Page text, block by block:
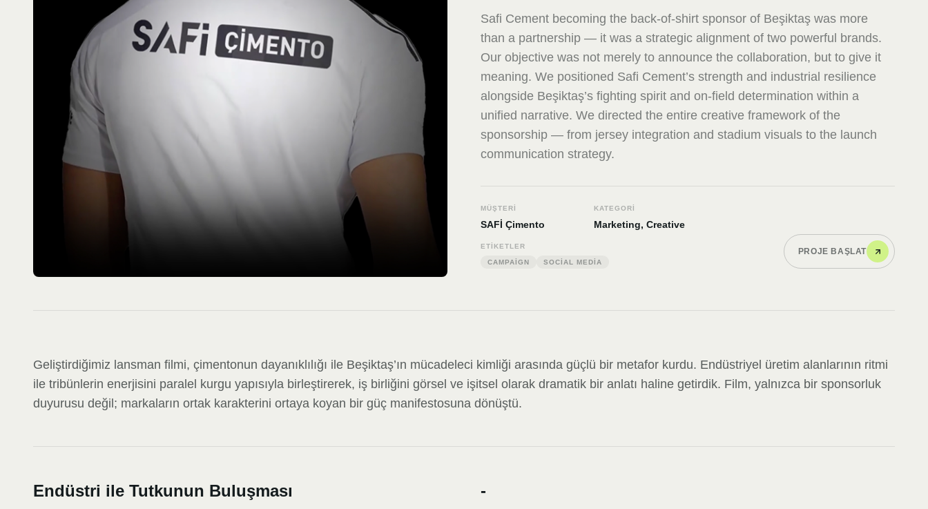
Safi Cement becoming the back-of-shirt sponsor of Beşiktaş was more
than a partnership — it was a strategic alignment of two powerful brands.
Our objective was not merely to announce the collaboration, but to give it
meaning. We positioned Safi Cement’s strength and industrial resilience
alongside Beşiktaş’s fighting spirit and on-field determination within a
unified narrative. We directed the entire creative framework of the
sponsorship — from jersey integration and stadium visuals to the launch
communication strategy.
MÜŞTERI
SAFİ Çimento
KATEGORI
Marketing, Creative
ETIKETLER
CAMPAIGN SOCIAL MEDIA
PROJE BAŞLAT
Geliştirdiğimiz lansman filmi, çimentonun dayanıklılığı ile Beşiktaş’ın mücadeleci kimliği arasında güçlü bir metafor kurdu. Endüstriyel üretim alanlarının ritmi
ile tribünlerin enerjisini paralel kurgu yapısıyla birleştirerek, iş birliğini görsel ve işitsel olarak dramatik bir anlatı haline getirdik. Film, yalnızca bir sponsorluk
duyurusu değil; markaların ortak karakterini ortaya koyan bir güç manifestosuna dönüştü.
Endüstri ile Tutkunun Buluşması -